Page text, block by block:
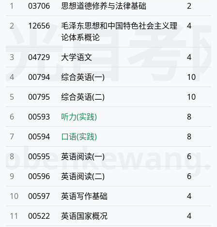
自考
1
03706 思想道德修养与法律基础
2
2
12656
毛泽东思想和中国特色社会主义理
论体系概论
4
3 04729 大学语文
4
4
00794 综合英语(一)
10
5
00795 综合英语(二)
10
6
00593 听力(实践)
8
7
00594 口语(实践)
8
8
00595 英语阅读(一)
6
9
00596 英语阅读(二)
6
10
00597 英语写作基础
4
11
00522 英语国家概况 4